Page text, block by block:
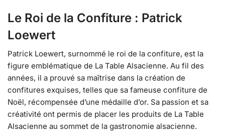
Le Roi de la Confiture : Patrick
Loewert
Patrick Loewert, surnommé le roi de la confiture, est la
figure emblématique de La Table Alsacienne. Au fil des
années, il a prouvé sa maîtrise dans la création de
confitures exquises, telles que sa fameuse confiture de
Noël, récompensée d’une médaille d’or. Sa passion et sa
créativité ont permis de placer les produits de La Table
Alsacienne au sommet de la gastronomie alsacienne.